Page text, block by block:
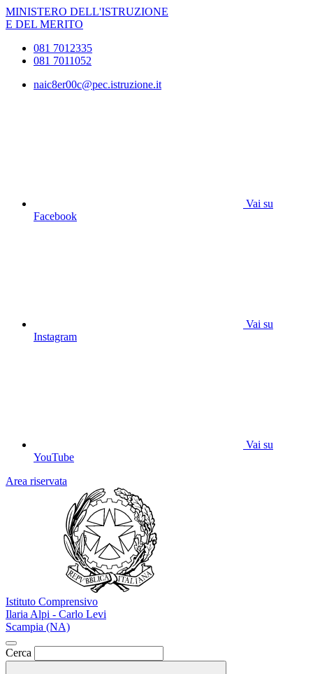
MINISTERO DELL'ISTRUZIONE
E DEL MERITO
081 7012335
081 7011052
naic8er00c@pec.istruzione.it
Vai su
Facebook
Vai su
Instagram
Vai su
YouTube
Area riservata
Istituto Comprensivo
Ilaria Alpi - Carlo Levi
Scampia (NA)
Cerca